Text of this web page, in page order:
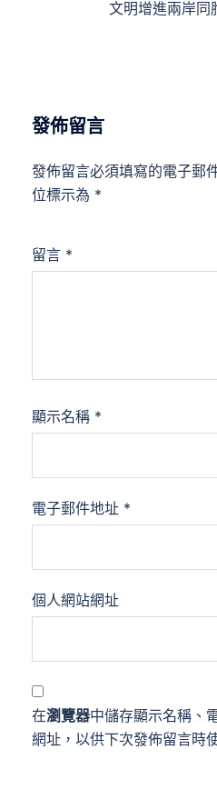
文明增進兩岸同
發佈留言
發佈留言必須填寫的電子郵
位標示為 *
留言 *
顯示名稱 *
電子郵件地址 *
個人網站網址
在瀏覽器中儲存顯示名稱、
網址，以供下次發佈留言時